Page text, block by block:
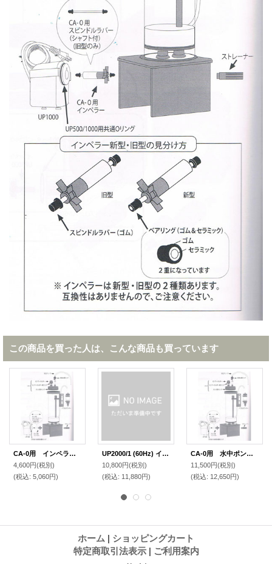
この商品を買った人は、こんな商品も買っています
CA-0用 インペラーNEW
4,600円(税別)
(税込: 5,060円)
UP2000/1 (60Hz) インペラー NEW
10,800円(税別)
(税込: 11,880円)
CA-0用 水中ポンプ（インペラー付）
11,500円(税別)
(税込: 12,650円)
ホーム | ショッピングカート
特定商取引法表示 | ご利用案内